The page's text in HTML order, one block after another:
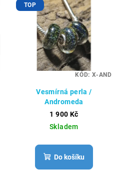
TOP
Vesmírná perla /
Andromeda
1 900 Kč
Skladem
Do košíku
KÓD: X-AND